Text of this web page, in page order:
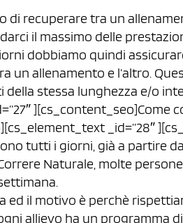
di recuperare tra un
il massimo delle
dobbiamo quindi
un allenamento e l’altro.
stessa lunghezza e/o
][cs_content_seo]Come
_id=”28″
tutti i giorni, già a partire
Naturale, molte
ed il motivo è perchè
allievo ha un programma